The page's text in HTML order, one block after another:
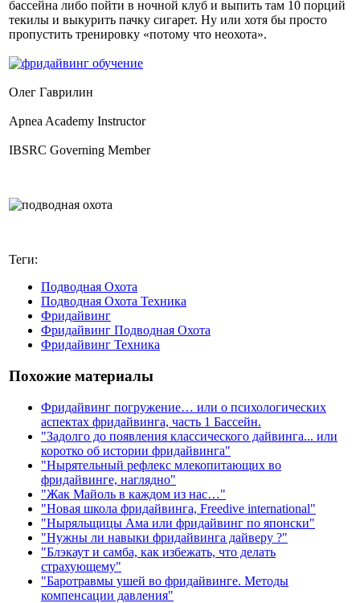
бассейна либо пойти в ночной клуб и выпить там 10 порций
текилы и выкурить пачку сигарет. Ну или хотя бы просто
пропустить тренировку «потому что неохота».
Олег Гаврилин
Apnea Academy Instructor
IBSRC Governing Member
Теги:
Подводная Охота
Подводная Охота Техника
Фридайвинг
Фридайвинг Подводная Охота
Фридайвинг Техника
Похожие материалы
Фридайвинг погружение… или о психологических
аспектах фридайвинга, часть 1 Бассейн.
"Задолго до появления классического дайвинга... или
коротко об истории фридайвинга"
"Нырятельный рефлекс млекопитающих во
фридайвинге, наглядно"
"Жак Майоль в каждом из нас…"
"Новая школа фридайвинга, Freedive international"
"Ныряльщицы Ама или фридайвинг по японски"
"Нужны ли навыки фридайвинга дайверу ?"
"Блэкаут и самба, как избежать, что делать
страхующему"
"Баротравмы ушей во фридайвинге. Методы
компенсации давления"